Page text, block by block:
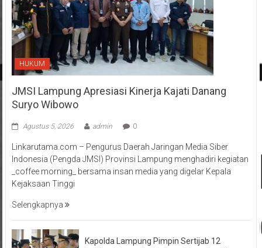
HUKUM
JMSI Lampung Apresiasi Kinerja Kajati Danang
Suryo Wibowo
Agustus 5, 2026 admin 0
Linkarutama.com – Pengurus Daerah Jaringan Media Siber
Indonesia (Pengda JMSI) Provinsi Lampung menghadiri kegiatan
_coffee morning_ bersama insan media yang digelar Kepala
Kejaksaan Tinggi
Selengkapnya
Kapolda Lampung Pimpin Sertijab 12